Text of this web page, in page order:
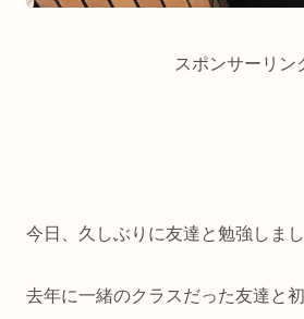
スポンサーリン
今日、久しぶりに友達と勉強しまし
去年に一緒のクラスだった友達と